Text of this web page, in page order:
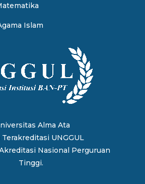
Islam
Alma Ata
Terakreditasi UNGGUL
Nasional Perguruan
Tinggi.